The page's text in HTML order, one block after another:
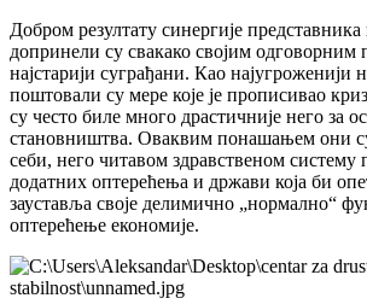
Добром резултату синергије представника
допринели су свакако својим
најстарији суграђани. Као најугроженији
поштовали су мере које је прописивао
су често биле много драстичније него за
становништва. Оваквим понашањем они
себи, него читавом здравственом систему
додатних оптерећења и држави која би
зауставља своје делимично „нормално“
оптерећење економије.